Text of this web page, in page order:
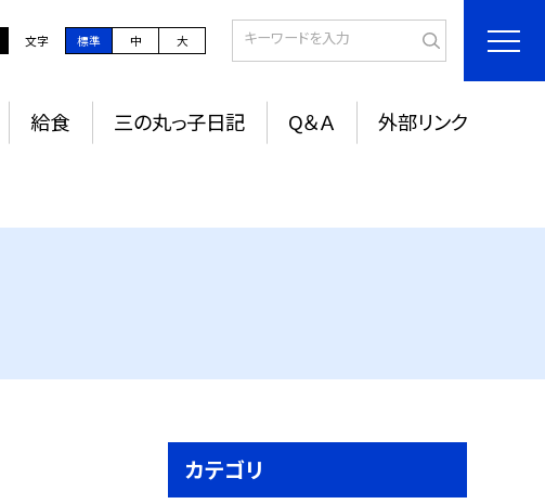
文字 標準 中 大
給食 三の丸っ子日記 Q＆Ａ 外部リンク
カテゴリ